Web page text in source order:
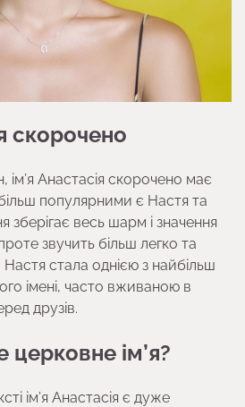
скорочено
ім’я Анастасія скорочено має
популярними є Настя та
зберігає весь шарм і значення
звучить більш легко та
стала однією з найбільш
імені, часто вживаною в
друзів.
церковне ім’я?
ім’я Анастасія є дуже